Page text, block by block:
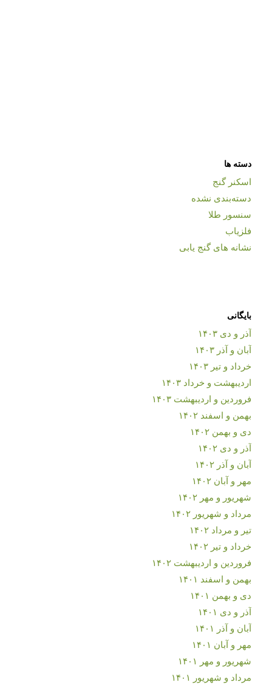
دسته ها
اسکنر گنج
دسته‌بندی نشده
سنسور طلا
فلزیاب
نشانه های گنج یابی
بایگانی
آذر و دی ۱۴۰۳
آبان و آذر ۱۴۰۳
خرداد و تیر ۱۴۰۳
اردیبهشت و خرداد ۱۴۰۳
فروردین و اردیبهشت ۱۴۰۳
بهمن و اسفند ۱۴۰۲
دی و بهمن ۱۴۰۲
آذر و دی ۱۴۰۲
آبان و آذر ۱۴۰۲
مهر و آبان ۱۴۰۲
شهریور و مهر ۱۴۰۲
مرداد و شهریور ۱۴۰۲
تیر و مرداد ۱۴۰۲
خرداد و تیر ۱۴۰۲
فروردین و اردیبهشت ۱۴۰۲
بهمن و اسفند ۱۴۰۱
دی و بهمن ۱۴۰۱
آذر و دی ۱۴۰۱
آبان و آذر ۱۴۰۱
مهر و آبان ۱۴۰۱
شهریور و مهر ۱۴۰۱
مرداد و شهریور ۱۴۰۱